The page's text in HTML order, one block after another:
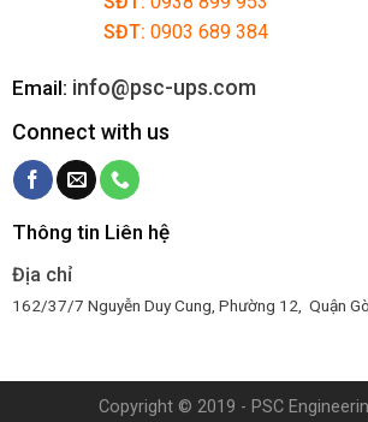
SĐT: 0903 689 384
Email: info@psc-ups.com
Connect with us
Thông tin Liên hệ
Địa chỉ
162/37/7 Nguyễn Duy Cung, Phường 12, Quận Gò
Copyright © 2019 - PSC